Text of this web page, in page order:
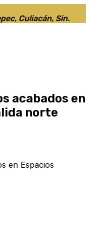
Culiacán, Sin.
acabados en
norte
en Espacios